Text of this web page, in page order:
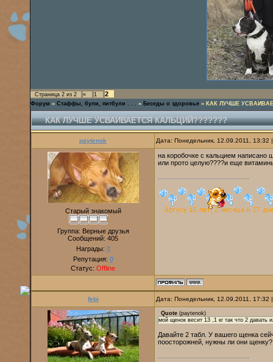
Страница 2 из 2 « 1 2
Форум » Стаффы, були, питбули . . . » Беседы о здоровье » КАК ЛУЧШЕ
КАК ЛУЧШЕ УСВАИВАЕТСЯ КАЛЬЦИЙ???????
paytenok Дата: Понедельник, 12.09.2011,
Старый знакомый
Группа: Верные друзья
Сообщений: 405
Награды: 0
Репутация: 0
Статус: Offline
на коробочке с кальцием написано
или прото целую????и еще
febi Дата: Понедельник, 12.09.2011,
Quote (paytenok)
мой щенок весит 13 ,1 кг так что 2 давать
Давайте 2 табл. У вашего щенка
поосторожней, нужны ли они